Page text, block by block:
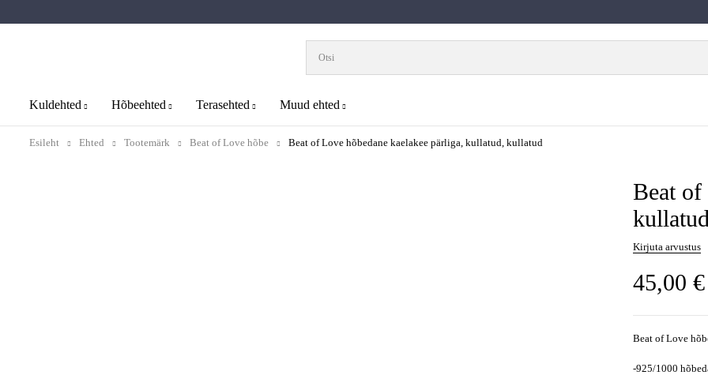
Kuldehted Hõbeehted Terasehted Muud ehted
Esileht Ehted Tootemärk Beat of Love hõbe Beat of Love hõbedane kaelakee pärliga, kullatud, kullatud
Beat of
Kirjuta arvustus
45,00 €
Beat of Love
-925/1000